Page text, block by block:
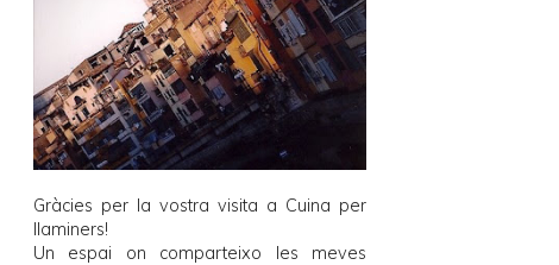
Gràcies per la vostra visita a Cuina per
llaminers!
Un espai on comparteixo les meves